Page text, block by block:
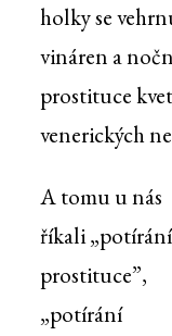
holky se
vináren a
prostituce
venerických
A tomu u nás
říkali „potírání
prostituce”,
„potírání